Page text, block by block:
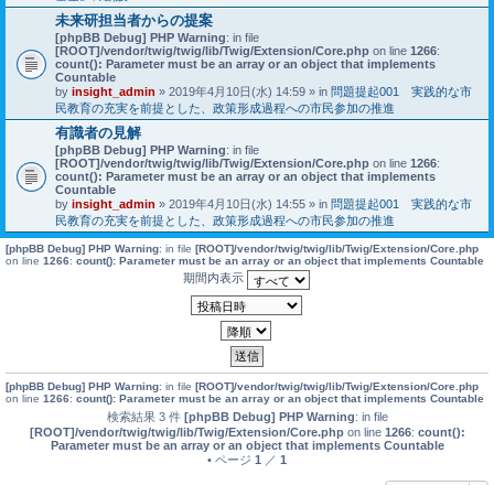
未来研担当者からの提案
[phpBB Debug] PHP Warning: in file
[ROOT]/vendor/twig/twig/lib/Twig/Extension/Core.php on line 1266:
count(): Parameter must be an array or an object that implements
Countable
by insight_admin » 2019年4月10日(水) 14:59 » in 問題提起001 実践的な市
民教育の充実を前提とした、政策形成過程への市民参加の推進
有識者の見解
[phpBB Debug] PHP Warning: in file
[ROOT]/vendor/twig/twig/lib/Twig/Extension/Core.php on line 1266:
count(): Parameter must be an array or an object that implements
Countable
by insight_admin » 2019年4月10日(水) 14:55 » in 問題提起001 実践的な市
民教育の充実を前提とした、政策形成過程への市民参加の推進
[phpBB Debug] PHP Warning: in file [ROOT]/vendor/twig/twig/lib/Twig/Extension/Core.php
on line 1266: count(): Parameter must be an array or an object that implements Countable
期間内表示
[phpBB Debug] PHP Warning: in file [ROOT]/vendor/twig/twig/lib/Twig/Extension/Core.php
on line 1266: count(): Parameter must be an array or an object that implements Countable
検索結果 3 件 [phpBB Debug] PHP Warning: in file
[ROOT]/vendor/twig/twig/lib/Twig/Extension/Core.phpon line 1266: count():
Parameter must be an array or an object that implements Countable
• ページ 1 ／ 1